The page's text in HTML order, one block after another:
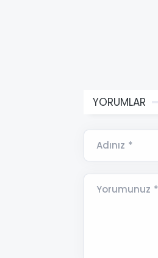
YORUMLAR
Adınız *
Yorumunuz *